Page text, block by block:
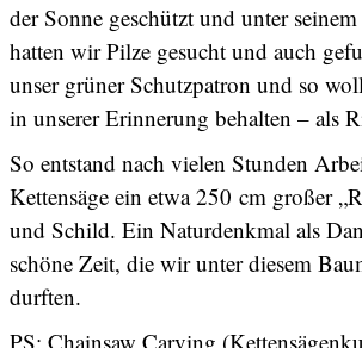
der Sonne geschützt und unter
hatten wir Pilze gesucht und auch
unser grüner Schutzpatron und so
in unserer Erinnerung behalten – als
So entstand nach vielen Stunden
Kettensäge ein etwa 250 cm großer
und Schild. Ein Naturdenkmal als
schöne Zeit, die wir unter diesem
durften.
PS: Chainsaw Carving